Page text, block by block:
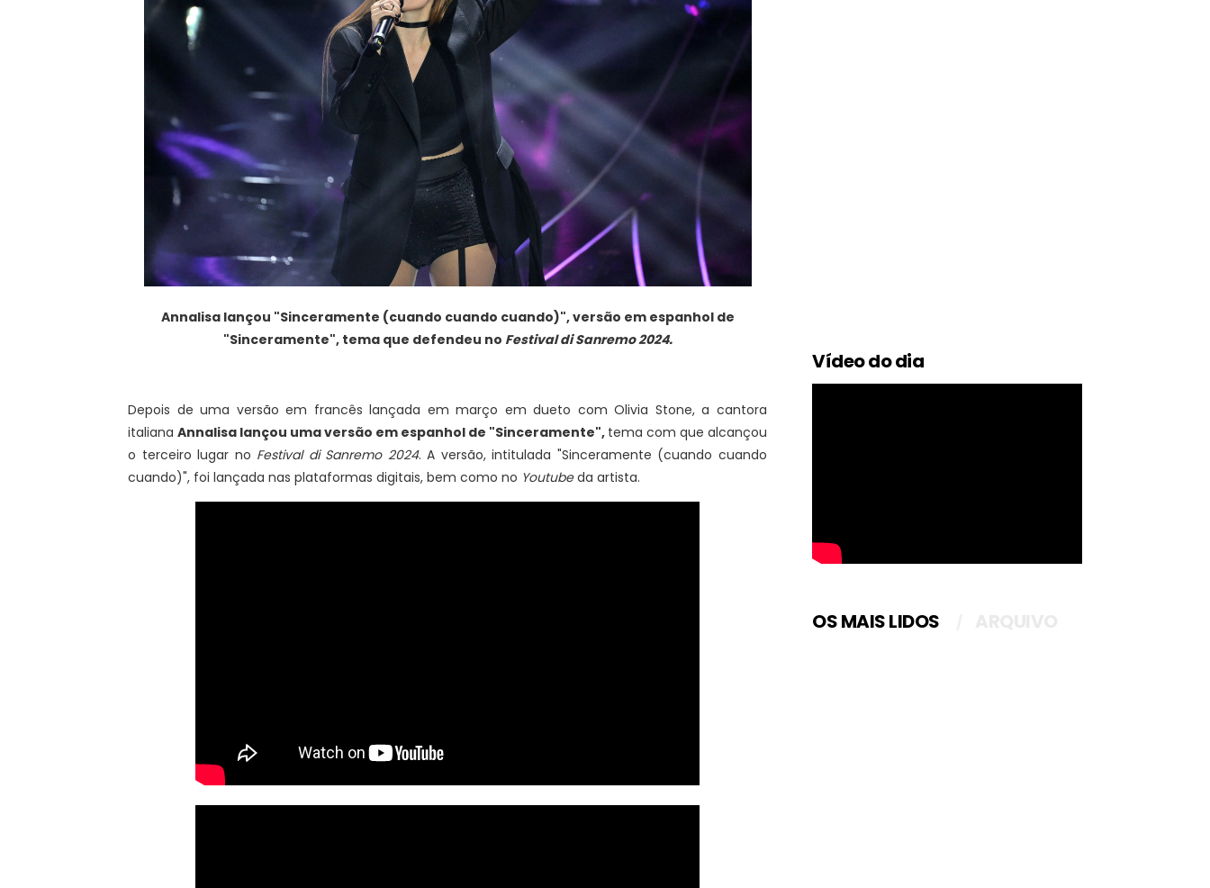
Annalisa lançou "Sinceramente (cuando cuando cuando)", versão em espanhol de
"Sinceramente", tema que defendeu no Festival di Sanremo 2024.
Depois de uma versão em francês lançada em março em dueto com Olivia Stone, a cantora
italiana Annalisa lançou uma versão em espanhol de "Sinceramente", tema com que alcançou
o terceiro lugar no Festival di Sanremo 2024. A versão, intitulada "Sinceramente (cuando cuando
cuando)", foi lançada nas plataformas digitais, bem como no Youtubeda artista.
Vídeo do dia
OS MAIS LIDOS